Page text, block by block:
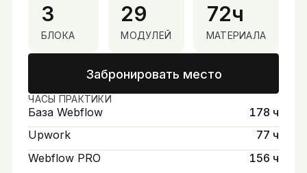
3
БЛОКА
29
МОДУЛЕЙ
72ч
МАТЕРИАЛА
Забронировать место
ЧАСЫ ПРАКТИКИ
База Webflow
178 ч
Upwork
77 ч
Webflow PRO
156 ч